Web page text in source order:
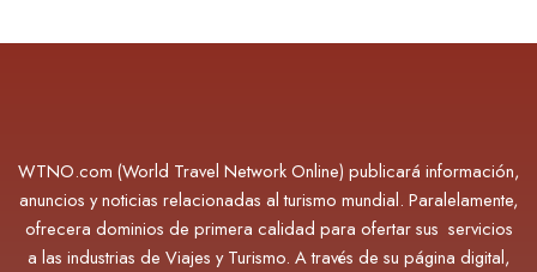
WTNO.com (World Travel Network Online) publicará información,
anuncios y noticias relacionadas al turismo mundial. Paralelamente,
ofrecera dominios de primera calidad para ofertar sus servicios
a las industrias de Viajes y Turismo. A través de su página digital,